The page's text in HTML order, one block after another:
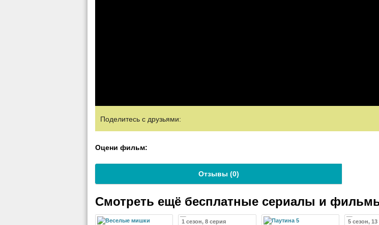
Поделитесь с друзьями:
Оцени фильм:
Отзывы (0)
Смотреть ещё бесплатные сериалы и
1 сезон, 8 серия 5 сезон,